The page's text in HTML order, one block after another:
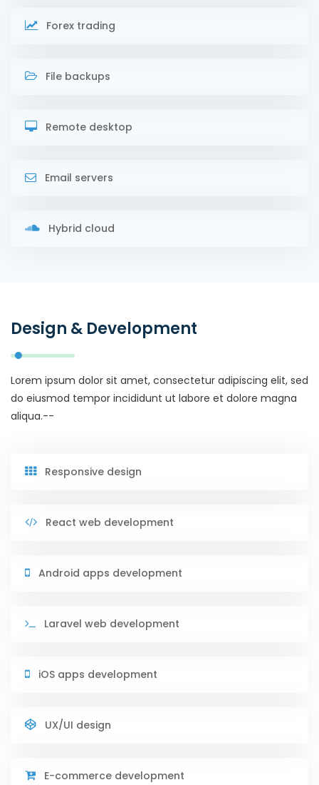
Forex trading
File backups
Remote desktop
Email servers
Hybrid cloud
Design & Development
Lorem ipsum dolor sit amet, consectetur adipiscing elit, sed
do eiusmod tempor incididunt ut labore et dolore magna
aliqua.--
Responsive design
React web development
Android apps development
Laravel web development
iOS apps development
UX/UI design
E-commerce development